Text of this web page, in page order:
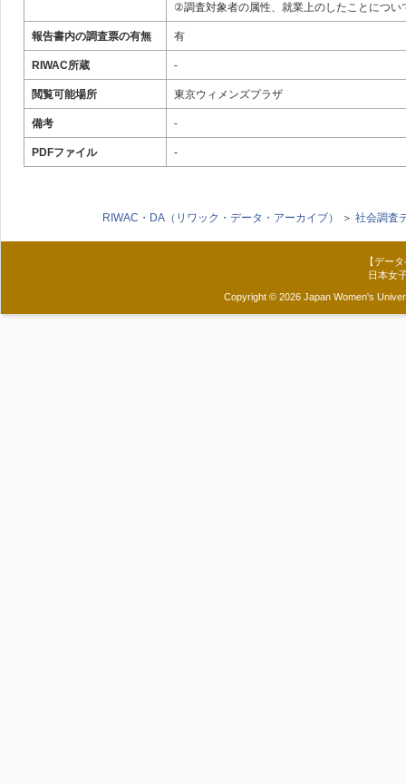
②調査対象者の属性、就業上のしたことにつ
報告書内の調査票の有無 有
RIWAC所蔵 ‐
閲覧可能場所 東京ウィメンズプラザ
備考 ‐
PDFファイル -
RIWAC・DA（リワック・データ・アーカイブ） ＞ 社会調査
【デー
日本女
Copyright © 2026 Japan Women's